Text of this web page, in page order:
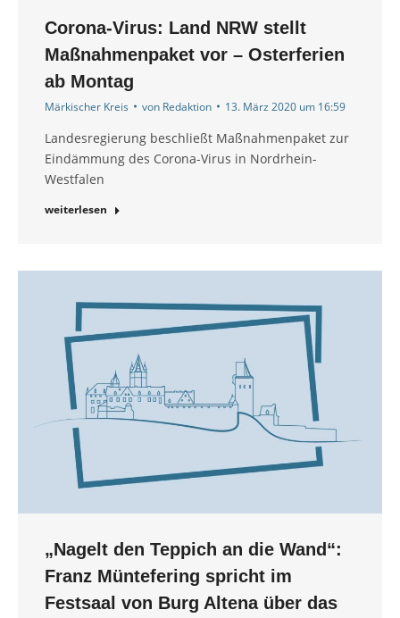
Corona-Virus: Land NRW stellt
Maßnahmenpaket vor – Osterferien
ab Montag
Märkischer Kreis von Redaktion 13. März 2020 um 16:59
Landesregierung beschließt Maßnahmenpaket zur
Eindämmung des Corona-Virus in Nordrhein-
Westfalen
weiterlesen
„Nagelt den Teppich an die Wand“:
Franz Müntefering spricht im
Festsaal von Burg Altena über das